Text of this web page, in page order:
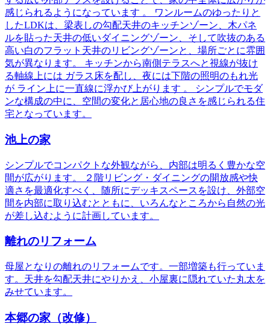
感じられるようになっています 。 ワンルームのゆったりと
したLDKは、梁表しの勾配天井のキッチンゾーン、木パネ
ルを貼った天井の低いダイニングゾーン、そして吹抜のある
高い白のフラット天井のリビングゾーンと、場所ごとに雰囲
気が異なります。 キッチンから南側テラスへと視線が抜け
る軸線上には ガラス床を配し、夜には下階の照明のもれ光
が ライン上に一直線に浮かび上がります 。 シンプルでモダ
ンな構成の中に、空間の変化と居心地の良さを感じられる住
宅となっています。
池上の家
シンプルでコンパクトな外観ながら、内部は明るく豊かな空
間が広がります。 ２階リビング・ダイニングの開放感や快
適さを最適化すべく、随所にデッキスペースを設け、外部空
間を内部に取り込むとともに、いろんなところから自然の光
が差し込むように計画しています。
離れのリフォーム
母屋となりの離れのリフォームです。一部増築も行っていま
す。天井を勾配天井にやりかえ、小屋裏に隠れていた丸太を
みせています。
本郷の家（改修）